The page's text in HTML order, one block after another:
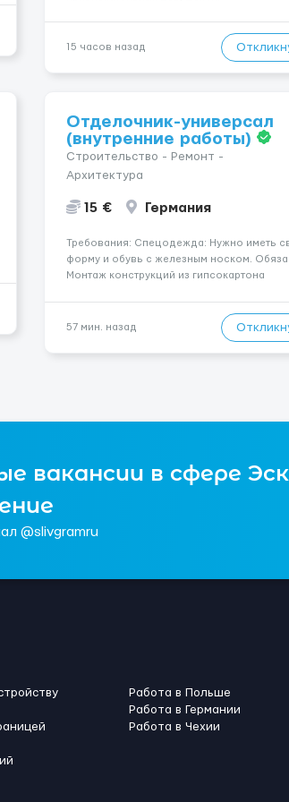
хорошие деньги 💶 — это предложение
15 часов назад
Отделочник-универсал
(внутренние работы)
Строительство - Ремонт -
Архитектура
15 € Германия
Требования: Спецодежда: Нужно иметь
форму и обувь с железным носком.
Монтаж конструкций из гипсокартона
Выполнение малярных работ (шпатлевка,
грунтовка, покраска); - Штукатурные
57 мин. назад
вакансии в сфере
@slivgramru
Работа в Польше
Работа в Германии
Работа в Чехии